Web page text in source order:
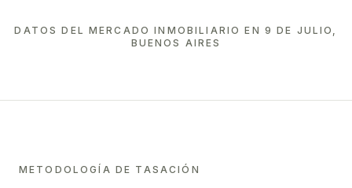
DATOS DEL MERCADO INMOBILIARIO EN 9 DE JULIO,
BUENOS AIRES
METODOLOGÍA DE TASACIÓN